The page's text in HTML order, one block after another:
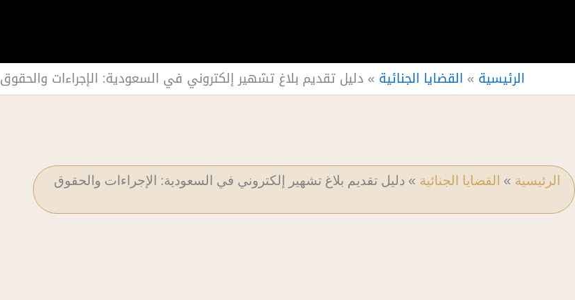
الرئيسية » القضايا الجنائية »دليل تقديم بلاغ تشهير إلكتروني في السعودية: الإجراءات والحقوق
الرئيسية » القضايا الجنائية » دليل تقديم بلاغ تشهير إلكتروني في السعودية: الإجراءات والحقوق